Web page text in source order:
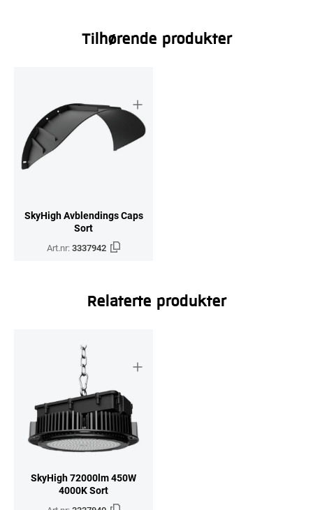
Tilhørende produkter
SkyHigh Avblendings Caps
Sort
Art.nr:3337942
Relaterte produkter
SkyHigh 72000lm 450W
4000K Sort